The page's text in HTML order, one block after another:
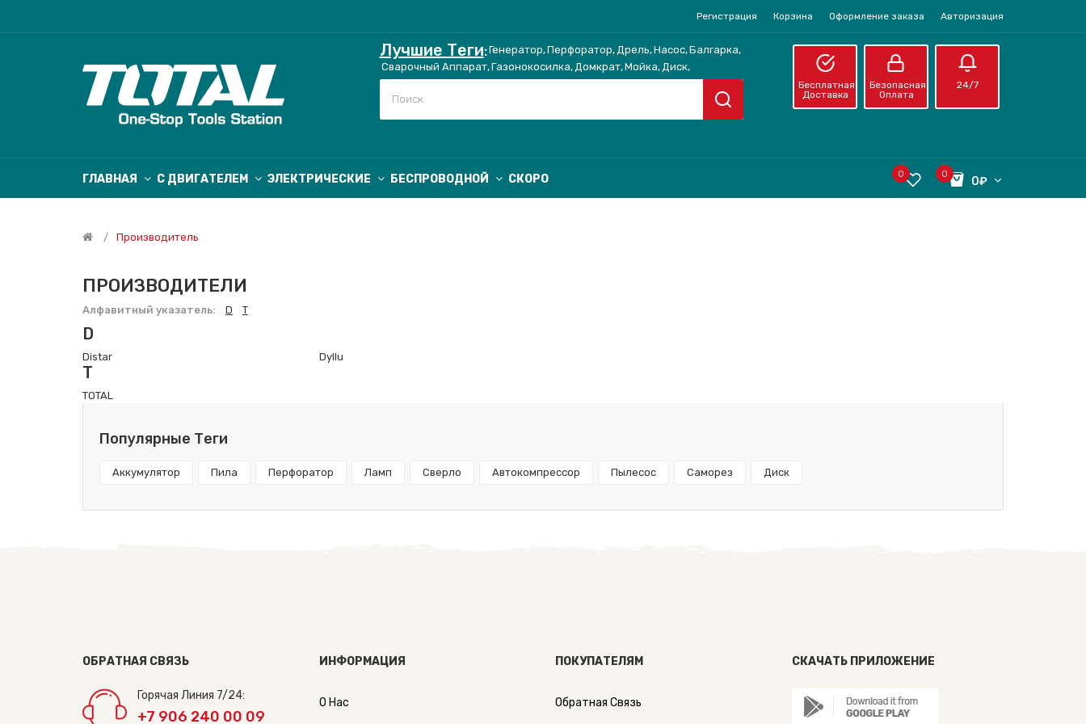
Регистрация Корзина Оформление заказа Авторизация
Лучшие Теги:Генератор,Перфоратор,Дрель,Насос,Балгарка,
Сварочный Аппарат,Газонокосилка,Домкрат,Мойка,Диск,
Бесплатная
Доставка
Безопасная
Оплата
24/7
ГЛАВНАЯ С ДВИГАТЕЛЕМ ЭЛЕКТРИЧЕСКИЕ БЕСПРОВОДНОЙ СКОРО 0
0₽
0
Производитель
ПРОИЗВОДИТЕЛИ
Алфавитный указатель: D T
D
Distar Dyllu
T
TOTAL
Популярные Теги
Аккумулятор Пила Перфоратор Ламп Сверло Автокомпрессор Пылесос Саморез Диск
ОБРАТНАЯ СВЯЗЬ
Горячая Линия 7/24:
+7 906 240 00 09
ИНФОРМАЦИЯ
О Нас
ПОКУПАТЕЛЯМ
Обратная Связь
СКАЧАТЬ ПРИЛОЖЕНИЕ